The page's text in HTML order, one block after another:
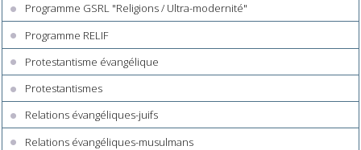
Programme GSRL "Religions / Ultra-modernité"
Programme RELIF
Protestantisme évangélique
Protestantismes
Relations évangéliques-juifs
Relations évangéliques-musulmans